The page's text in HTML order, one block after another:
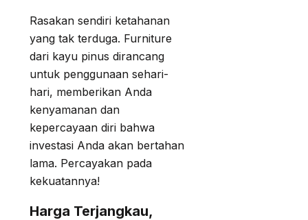
Rasakan sendiri ketahanan
yang tak terduga. Furniture
dari kayu pinus dirancang
untuk penggunaan sehari-
hari, memberikan Anda
kenyamanan dan
kepercayaan diri bahwa
investasi Anda akan bertahan
lama. Percayakan pada
kekuatannya!
Harga Terjangkau,